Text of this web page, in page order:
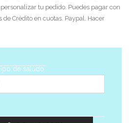
tu pedido. Puedes pagar con
de Crédito en cuotas. Paypal. Hacer
de saludo